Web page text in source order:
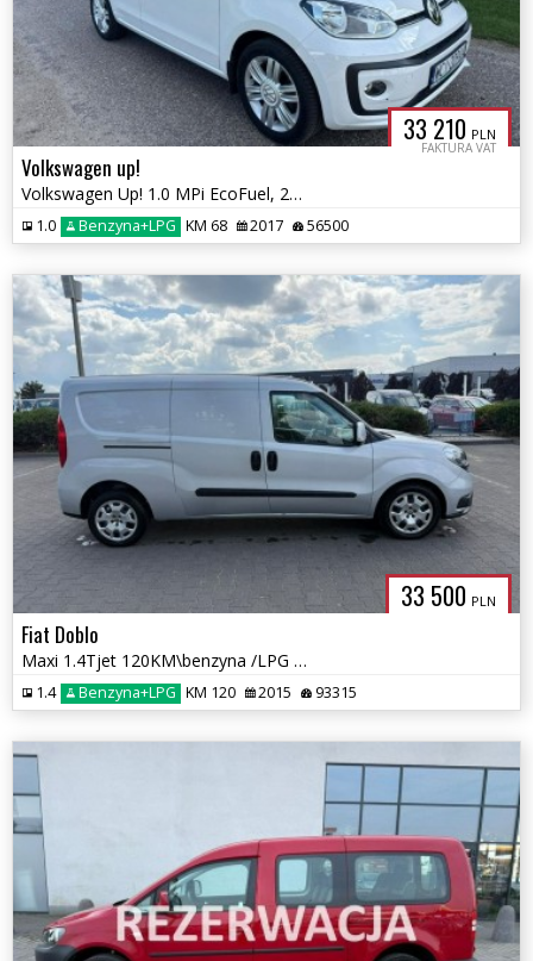
33 210 PLN
FAKTURA VAT
Volkswagen up!
Volkswagen Up! 1.0 MPi EcoFuel, 2017r. Nowa instalacja LPG
1.0 Benzyna+LPG KM 68 2017 56500
33 500 PLN
Fiat Doblo
Maxi 1.4Tjet 120KM\benzyna /LPG /GAZ/Zarejestrowany
1.4 Benzyna+LPG KM 120 2015 93315